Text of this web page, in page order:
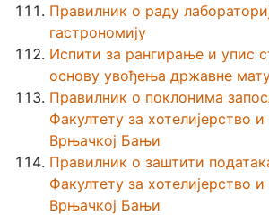
Правилник о раду
гастрономију
Испити за рангирање и упис
основу увођења државне
Правилник о поклонима
Факултету за хотелијерство
Врњачкој Бањи
Правилник о заштити
Факултету за хотелијерство
Врњачкој Бањи